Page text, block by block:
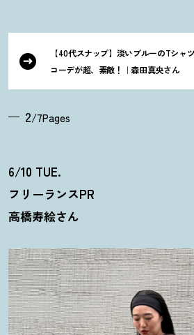
【40代スナップ】淡いブルーのTシャ
コーデが超、素敵 ！ ｜森田真央さん
2/7Pages
6/10 TUE.
フリーランスPR
高橋寿絵さん